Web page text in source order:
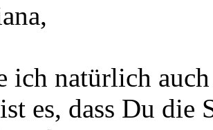
ich natürlich
es, dass Du